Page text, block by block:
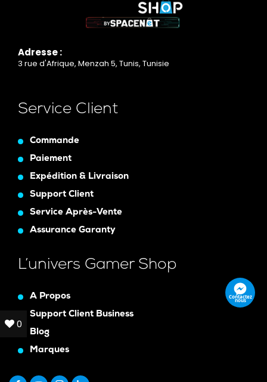
Adresse :
3 rue d'Afrique, Menzah 5, Tunis, Tunisie
Service Client
Commande
Paiement
Expédition & Livraison
Support Client
Service Après-Vente
Assurance Garanty
L’univers Gamer Shop
A Propos
Support Client Business
Blog
Marques
Contactez
nous
0
0